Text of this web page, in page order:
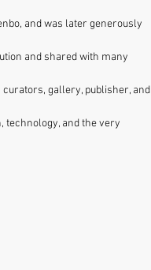
and was later generously
and shared with many
curators, gallery, publisher, and
technology, and the very